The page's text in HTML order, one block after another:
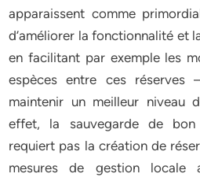
apparaissent comme
d’améliorer la fonctionnalité et
en facilitant par exemple les
espèces entre ces réserves
maintenir un meilleur niveau
effet, la sauvegarde de bon
requiert pas la création de
mesures de gestion locale